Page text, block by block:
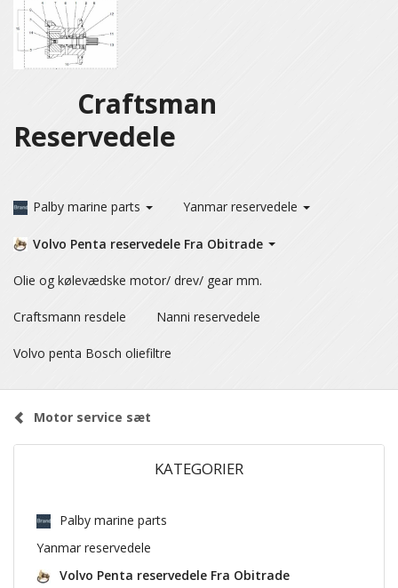
Craftsman
Reservedele
Palby marine parts Yanmar reservedele
Volvo Penta reservedele Fra Obitrade
Olie og kølevædske motor/ drev/ gear mm.
Craftsmann resdele Nanni reservedele
Volvo penta Bosch oliefiltre
Motor service sæt
KATEGORIER
Palby marine parts
Yanmar reservedele
Volvo Penta reservedele Fra Obitrade